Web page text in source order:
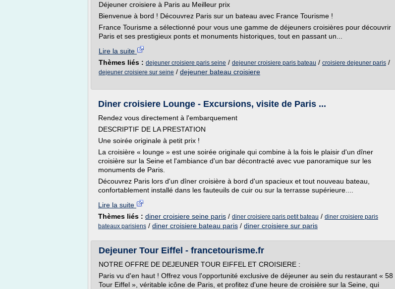
Déjeuner croisiere à Paris au Meilleur prix
Bienvenue à bord ! Découvrez Paris sur un bateau avec France Tourisme !
France Tourisme a sélectionné pour vous une gamme de déjeuners croisières pour découvrir
Paris et ses prestigieux ponts et monuments historiques, tout en passant un...
Lire la suite
Thèmes liés : dejeuner croisiere paris seine / dejeuner croisiere paris bateau / croisiere dejeuner paris /
dejeuner croisiere sur seine / dejeuner bateau croisiere
Diner croisiere Lounge - Excursions, visite de Paris ...
Rendez vous directement à l'embarquement
DESCRIPTIF DE LA PRESTATION
Une soirée originale à petit prix !
La croisière « lounge » est une soirée originale qui combine à la fois le plaisir d'un dîner
croisière sur la Seine et l'ambiance d'un bar décontracté avec vue panoramique sur les
monuments de Paris.
Découvrez Paris lors d'un dîner croisière à bord d'un spacieux et tout nouveau bateau,
confortablement installé dans les fauteuils de cuir ou sur la terrasse supérieure....
Lire la suite
Thèmes liés : diner croisiere seine paris / diner croisiere paris petit bateau / diner croisiere paris
bateaux parisiens / diner croisiere bateau paris / diner croisiere sur paris
Dejeuner Tour Eiffel - francetourisme.fr
NOTRE OFFRE DE DEJEUNER TOUR EIFFEL ET CROISIERE :
Paris vu d'en haut ! Offrez vous l'opportunité exclusive de déjeuner au sein du restaurant « 58
Tour Eiffel », véritable icône de Paris, et profitez d'une heure de croisière sur la Seine, qui